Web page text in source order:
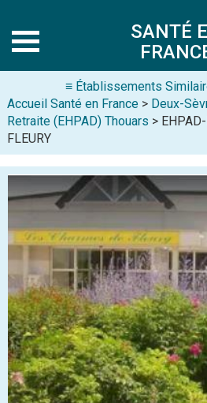
SANTÉ
≡ Établissements
Accueil Santé en France > Deux-
Retraite (EHPAD) Thouars >
FLEURY